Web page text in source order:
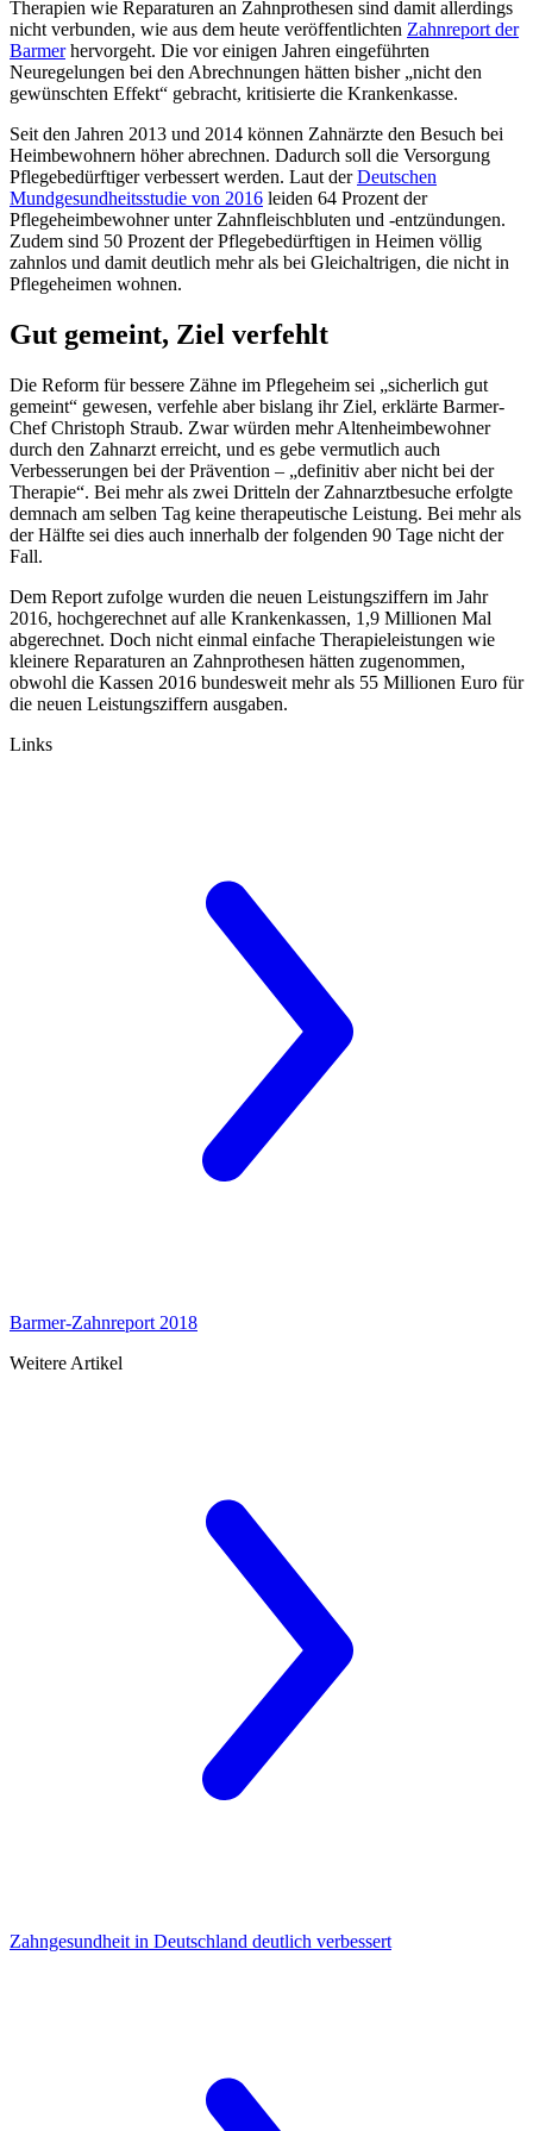
Therapien wie Reparaturen an Zahnprothesen sind damit allerdings
nicht verbunden, wie aus dem heute veröffentlichten Zahnreport der
Barmerhervorgeht. Die vor einigen Jahren eingeführten
Neuregelungen bei den Abrechnungen hätten bisher „nicht den
gewünschten Effekt“ gebracht, kritisierte die Krankenkasse.
Seit den Jahren 2013 und 2014 können Zahnärzte den Besuch bei
Heimbewohnern höher abrechnen. Dadurch soll die Versorgung
Pflegebedürftiger verbessert werden. Laut derDeutschen
Mundgesundheitsstudie von 2016 leiden 64 Prozent der
Pflegeheimbewohner unter Zahnfleischbluten und -entzündungen.
Zudem sind 50 Prozent der Pflegebedürftigen in Heimen völlig
zahnlos und damit deutlich mehr als bei Gleichaltrigen, die nicht in
Pflegeheimen wohnen.
Gut gemeint, Ziel verfehlt
Die Reform für bessere Zähne im Pflegeheim sei „sicherlich gut
gemeint“ gewesen, verfehle aber bislang ihr Ziel, erklärte Barmer-
Chef Christoph Straub. Zwar würden mehr Altenheimbewohner
durch den Zahnarzt erreicht, und es gebe vermutlich auch
Verbesserungen bei der Prävention – „definitiv aber nicht bei der
Therapie“. Bei mehr als zwei Dritteln der Zahnarztbesuche erfolgte
demnach am selben Tag keine therapeutische Leistung. Bei mehr als
der Hälfte sei dies auch innerhalb der folgenden 90 Tage nicht der
Fall.
Dem Report zufolge wurden die neuen Leistungsziffern im Jahr
2016, hochgerechnet auf alle Krankenkassen, 1,9 Millionen Mal
abgerechnet. Doch nicht einmal einfache Therapieleistungen wie
kleinere Reparaturen an Zahnprothesen hätten zugenommen,
obwohl die Kassen 2016 bundesweit mehr als 55 Millionen Euro für
die neuen Leistungsziffern ausgaben.
Links
Barmer-Zahnreport 2018
Weitere Artikel
Zahngesundheit in Deutschland deutlich verbessert